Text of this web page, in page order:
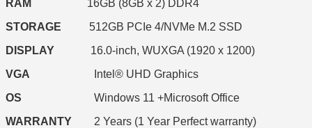
RAM
16GB (8GB x 2) DDR4
STORAGE
512GB PCIe 4/NVMe M.2 SSD
DISPLAY
16.0-inch, WUXGA (1920 x 1200)
VGA
Intel® UHD Graphics
OS
Windows 11 +Microsoft Office
WARRANTY
2 Years (1 Year Perfect warranty)